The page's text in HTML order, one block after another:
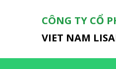
CÔNG TY CỔ
VIET NAM